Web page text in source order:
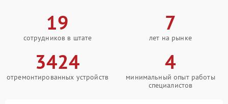
19
сотрудников в штате
7
лет на рынке
3424
отремонтированных устройств
4
минимальный опыт работы
специалистов